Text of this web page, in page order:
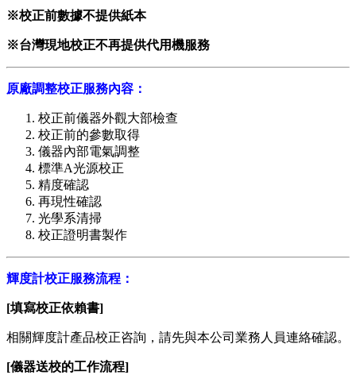
※校正前數據不提供紙本
※台灣現地校正不再提供代用機服務
原廠調整校正服務內容：
校正前儀器外觀大部檢查
校正前的參數取得
儀器內部電氣調整
標準A光源校正
精度確認
再現性確認
光學系清掃
校正證明書製作
輝度計校正服務流程：
[填寫校正依賴書]
相關輝度計產品校正咨詢，請先與本公司業務人員連絡確認。
[儀器送校的工作流程]